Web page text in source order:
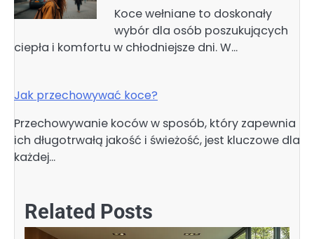
Koce wełniane to doskonały
wybór dla osób poszukujących
ciepła i komfortu w chłodniejsze dni. W…
Jak przechowywać koce?
Przechowywanie koców w sposób, który zapewnia
ich długotrwałą jakość i świeżość, jest kluczowe dla
każdej…
Related Posts